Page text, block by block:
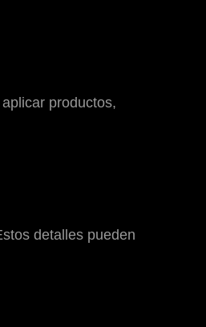
productos,
detalles pueden